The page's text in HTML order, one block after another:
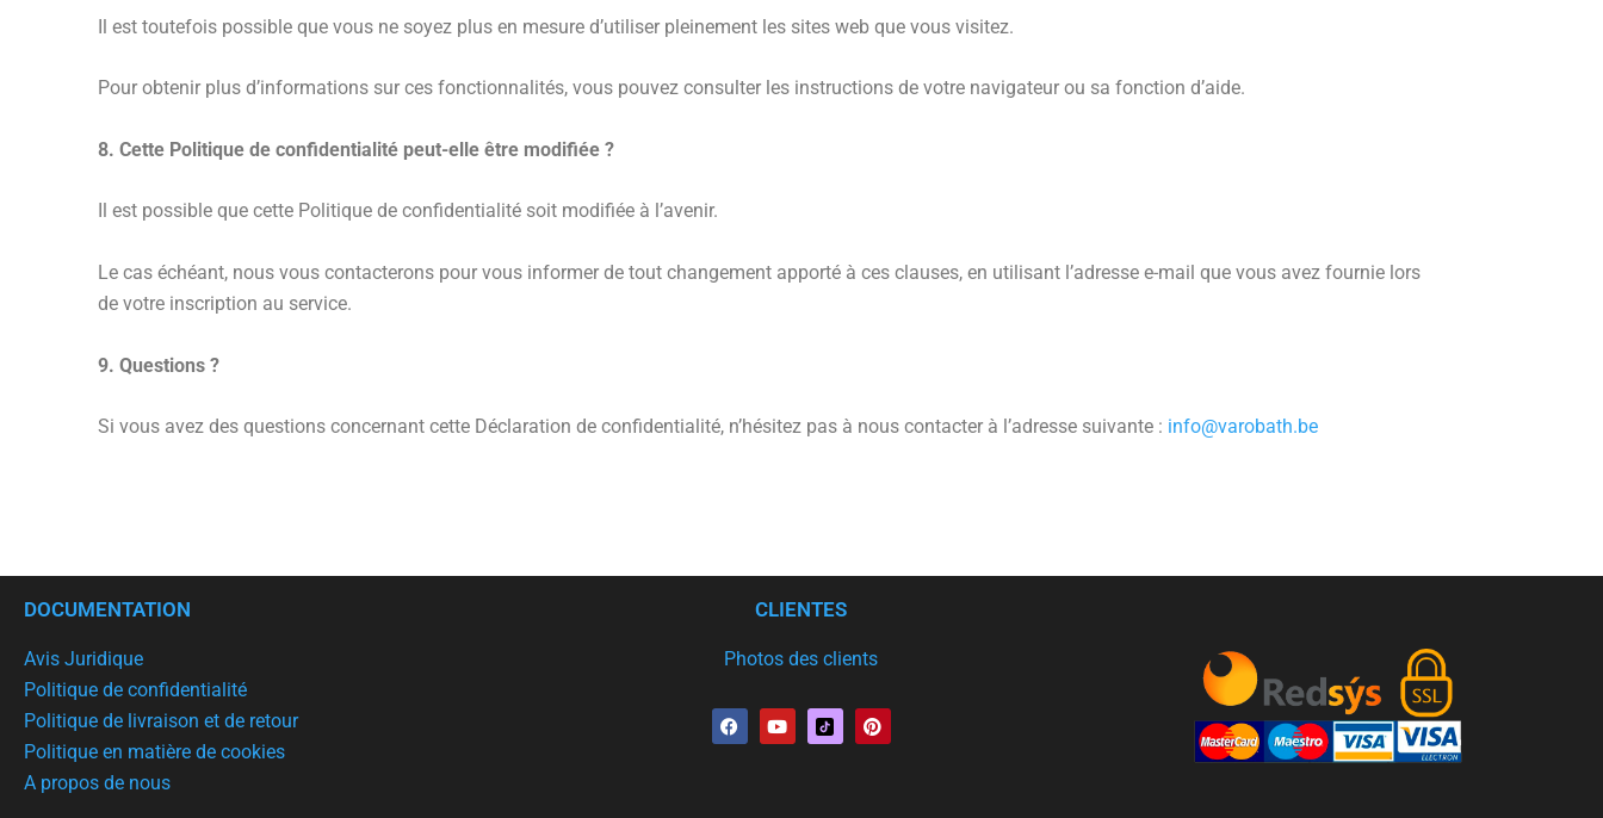
Il est toutefois possible que vous ne soyez plus en mesure d’utiliser pleinement les sites web que vous visitez.
Pour obtenir plus d’informations sur ces fonctionnalités, vous pouvez consulter les instructions de votre navigateur ou sa fonction d’aide.
8. Cette Politique de confidentialité peut-elle être modifiée ?
Il est possible que cette Politique de confidentialité soit modifiée à l’avenir.
Le cas échéant, nous vous contacterons pour vous informer de tout changement apporté à ces clauses, en utilisant l’adresse e-mail que vous avez fournie lors
de votre inscription au service.
9. Questions ?
Si vous avez des questions concernant cette Déclaration de confidentialité, n’hésitez pas à nous contacter à l’adresse suivante : info@varobath.be
DOCUMENTATION
Avis Juridique
Politique de confidentialité
Politique de livraison et de retour
Politique en matière de cookies
A propos de nous
CLIENTES
Photos des clients
F
a
c
Y
o
u
P
i
n